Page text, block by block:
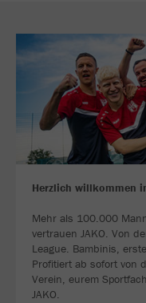
Herzlich willkommen
Mehr als 100.000
vertrauen JAKO. Von
League. Bambinis,
Profitiert ab sofort von
Verein, eurem
JAKO.